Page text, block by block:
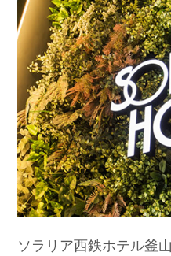
ソラリア西鉄ホテル釜山